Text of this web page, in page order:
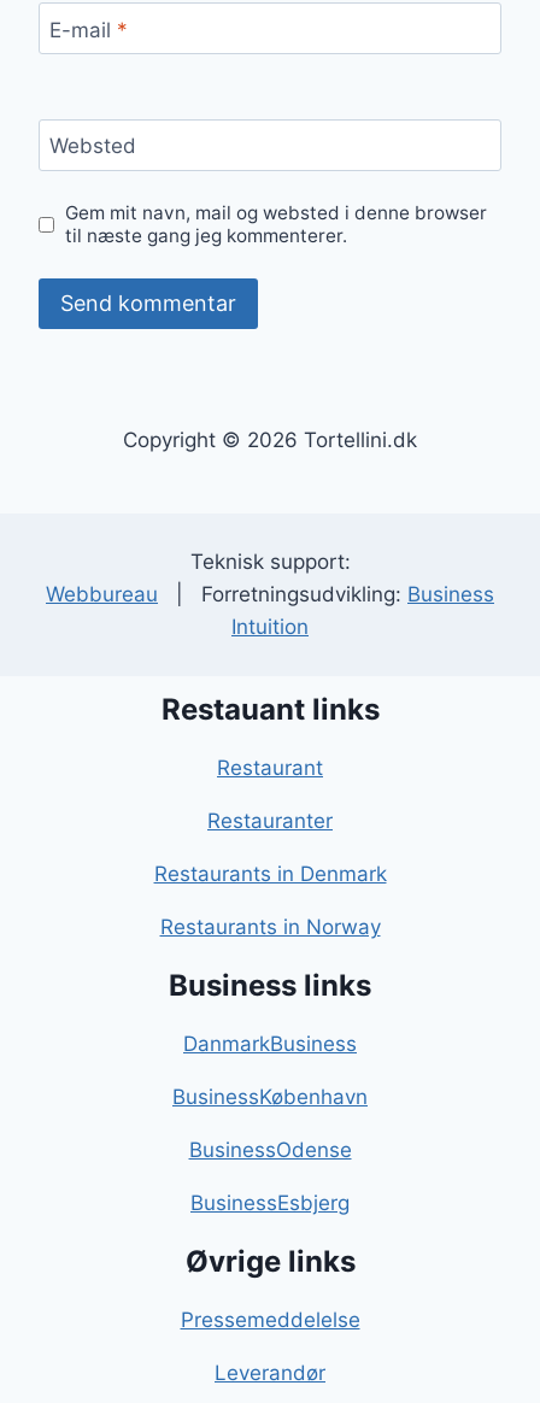
E-mail *
Websted
Gem mit navn, mail og websted i denne browser
til næste gang jeg kommenterer.
Copyright © 2026 Tortellini.dk
Teknisk support:
Webbureau | Forretningsudvikling: Business
Intuition
Restauant links
Restaurant
Restauranter
Restaurants in Denmark
Restaurants in Norway
Business links
DanmarkBusiness
BusinessKøbenhavn
BusinessOdense
BusinessEsbjerg
Øvrige links
Pressemeddelelse
Leverandør